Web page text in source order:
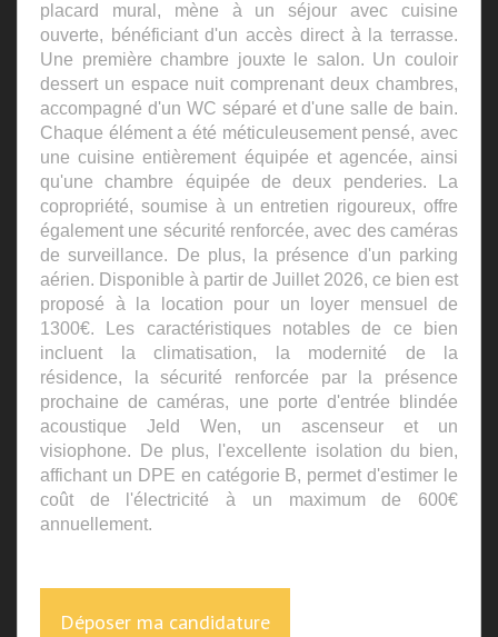
placard mural, mène à un séjour avec cuisine
ouverte, bénéficiant d'un accès direct à la terrasse.
Une première chambre jouxte le salon. Un couloir
dessert un espace nuit comprenant deux chambres,
accompagné d'un WC séparé et d'une salle de bain.
Chaque élément a été méticuleusement pensé, avec
une cuisine entièrement équipée et agencée, ainsi
qu'une chambre équipée de deux penderies. La
copropriété, soumise à un entretien rigoureux, offre
également une sécurité renforcée, avec des caméras
de surveillance. De plus, la présence d'un parking
aérien. Disponible à partir de Juillet 2026, ce bien est
proposé à la location pour un loyer mensuel de
1300€. Les caractéristiques notables de ce bien
incluent la climatisation, la modernité de la
résidence, la sécurité renforcée par la présence
prochaine de caméras, une porte d'entrée blindée
acoustique Jeld Wen, un ascenseur et un
visiophone. De plus, l'excellente isolation du bien,
affichant un DPE en catégorie B, permet d'estimer le
coût de l'électricité à un maximum de 600€
annuellement.
Déposer ma candidature